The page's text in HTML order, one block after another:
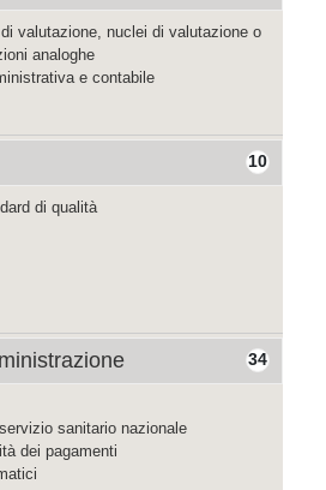
valutazione, nuclei di valutazione o
analoghe
e contabile
10
di qualità
34
sanitario nazionale
dei pagamenti